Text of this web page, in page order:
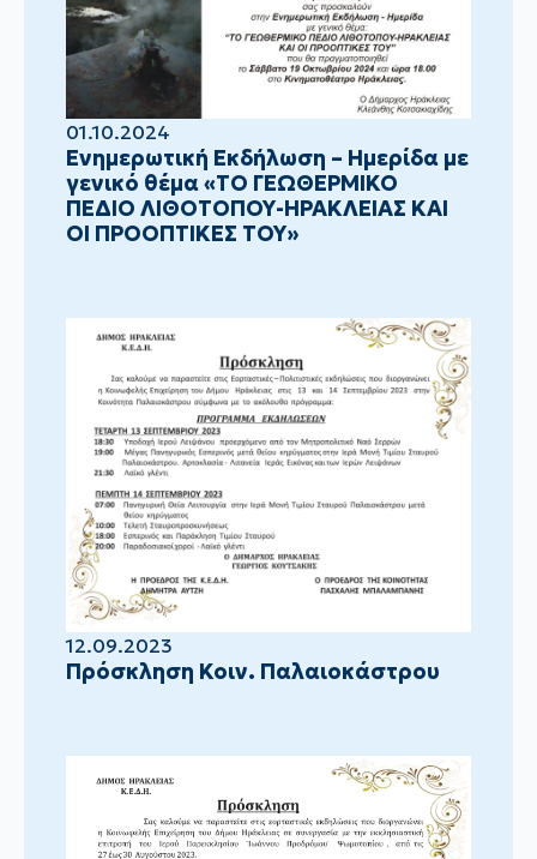
01.10.2024
Ενημερωτική Εκδήλωση – Ημερίδα με
γενικό θέμα «ΤΟ ΓΕΩΘΕΡΜΙΚΟ
ΠΕΔΙΟ ΛΙΘΟΤΟΠΟΥ-ΗΡΑΚΛΕΙΑΣ ΚΑΙ
ΟΙ ΠΡΟΟΠΤΙΚΕΣ ΤΟΥ»
12.09.2023
Πρόσκληση Κοιν. Παλαιοκάστρου